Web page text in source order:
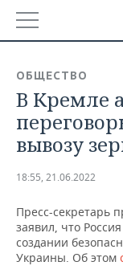
БАШКОРТОСТАН
ТАТАРСТАН
НОВОСТИ
АНАЛИТИКА
ДЕКЛАРАЦИИ
КОРОЛИ
НОВОСТИ
ФИНАНСЫ
НОВОСТИ
ОБЩЕСТВО
В Кремле
вывозу
18:55, 21.06.2022
Пресс-секретарь
заявил, что
создании
Украины. Об этом